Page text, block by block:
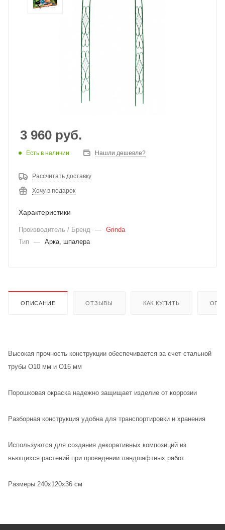
3 960 руб.
Есть в наличии Нашли дешевле?
Рассчитать доставку
Хочу в подарок
Характеристики
Производитель / Бренд — Grinda
Тип
— Арка, шпалера
ОПИСАНИЕ ОТЗЫВЫ КАК КУПИТЬ
Высокая прочность конструкции обеспечивается за счет стальной
трубы O10 мм и O16 мм
Порошковая окраска надежно защищает изделие от коррозии
Разборная конструкция удобна для транспортировки и хранения
Используются для создания декоративных композиций из
вьющихся растений при проведении ландшафтных работ.
Размеры 240х120х36 см